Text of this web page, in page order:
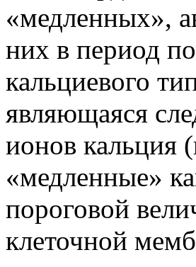
«медленных»,
них в период
кальциевого
являющаяся
ионов кальция
«медленные»
пороговой
клеточной